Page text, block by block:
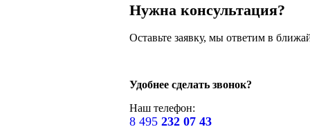
Нужна консультация?
Оставьте заявку, мы ответим в
Удобнее сделать звонок?
Наш телефон:
8 495 232 07 43